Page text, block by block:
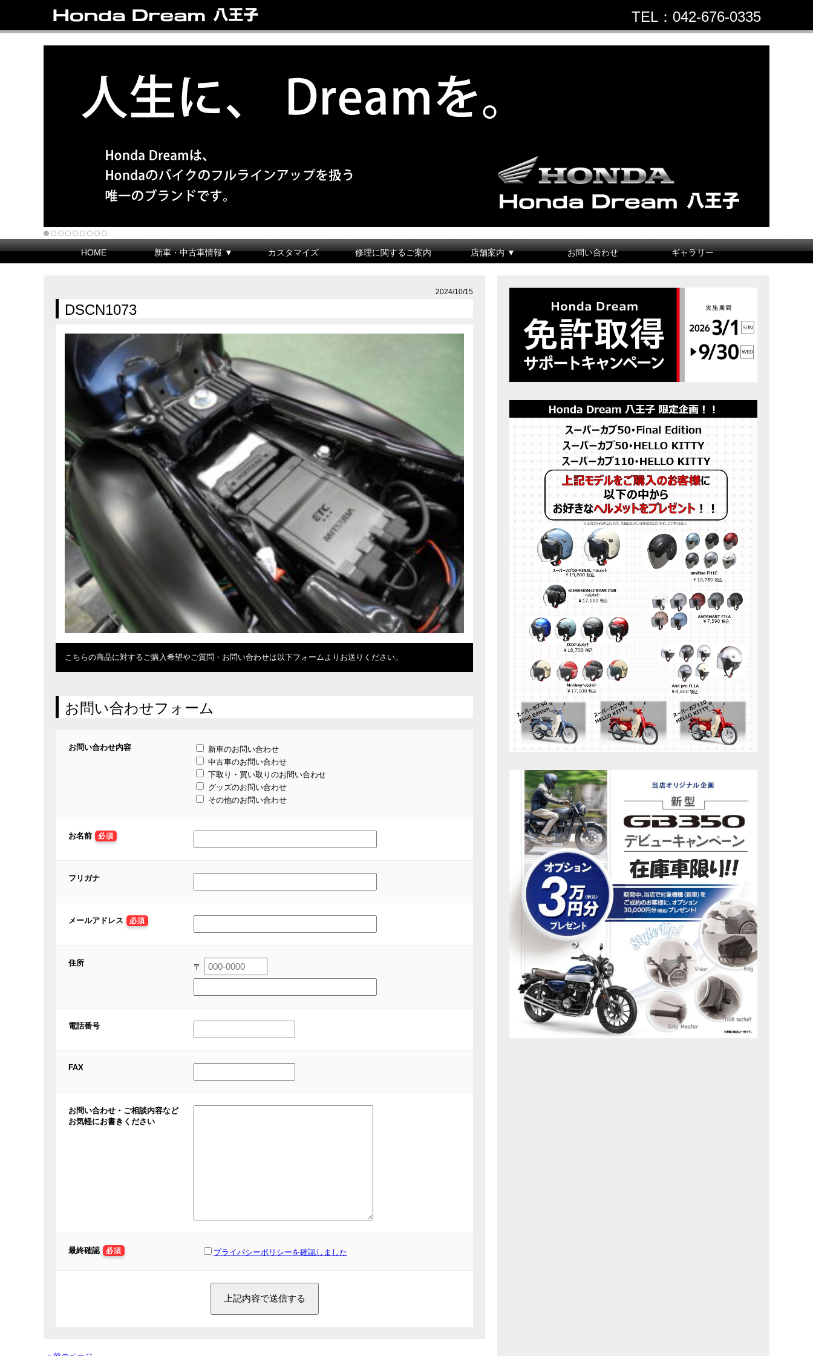
TEL：042-676-0335
HOME 新車・中古車情報 ▼ カスタマイズ 修理に関するご案内 店舗案内 ▼ お問い合わせ ギャラリー
2024/10/15
DSCN1073
こちらの商品に対するご購入希望やご質問・お問い合わせは以下フォームよりお送りください。
お問い合わせフォーム
お問い合わせ内容
新車のお問い合わせ
中古車のお問い合わせ
下取り・買い取りのお問い合わせ
グッズのお問い合わせ
その他のお問い合わせ
お名前 必須
フリガナ
メールアドレス 必須
住所 〒
電話番号
FAX
お問い合わせ・ご相談内容など
お気軽にお書きください
最終確認 必須 プライバシーポリシーを確認しました